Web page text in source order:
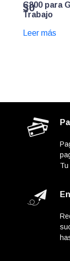
C800 para
Trabajo
$0
Leer más